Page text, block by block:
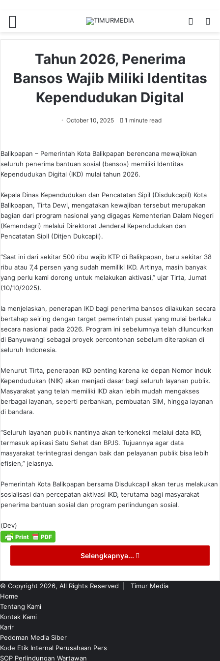
Switch
Tahun 2026, Penerima
Bansos Wajib Miliki Identitas
Kependudukan Digital
October 10, 2025 1 minute read
Balikpapan – Pemerintah Kota Balikpapan berencana mewajibkan
seluruh penerima bantuan sosial (bansos) memiliki Identitas
Kependudukan Digital (IKD) mulai tahun 2026.
Kepala Dinas Kependudukan dan Pencatatan Sipil (Disdukcapil) Kota
Balikpapan, Tirta Dewi, mengatakan kewajiban tersebut merupakan
bagian dari program nasional yang digagas Kementerian Dalam Negeri
(Kemendagri) melalui Direktorat Jenderal Kependudukan dan
Pencatatan Sipil (Ditjen Dukcapil).
“Saat ini dari sekitar 500 ribu wajib KTP di Balikpapan, baru sekitar 38
ribu atau 7,4 persen yang sudah memiliki IKD. Artinya, masih banyak
yang perlu kami dorong untuk melakukan aktivasi,” ujar Tirta, Jumat
(10/10/2025).
Ia menjelaskan, penerapan IKD bagi penerima bansos dilakukan secara
bertahap seiring dengan target pemerintah pusat yang mulai berlaku
secara nasional pada 2026. Program ini sebelumnya telah diluncurkan
di Banyuwangi sebagai proyek percontohan sebelum diterapkan di
seluruh Indonesia.
Menurut Tirta, penerapan IKD penting karena ke depan Nomor Induk
Kependudukan (NIK) akan menjadi dasar bagi seluruh layanan publik.
Masyarakat yang telah memiliki IKD akan lebih mudah mengakses
berbagai layanan, seperti perbankan, pembuatan SIM, hingga layanan
di bandara.
“Seluruh layanan publik nantinya akan terkoneksi melalui data IKD,
termasuk aplikasi Satu Sehat dan BPJS. Tujuannya agar data
masyarakat terintegrasi dengan baik dan pelayanan publik bisa lebih
efisien,” jelasnya.
Pemerintah Kota Balikpapan bersama Disdukcapil akan terus melakukan
sosialisasi dan percepatan aktivasi IKD, terutama bagi masyarakat
penerima bantuan sosial dan program perlindungan sosial.
(Dev)
Selengkapnya...
© Copyright 2026, All Rights Reserved |
Timur Media
Home
Tentang Kami
Kontak Kami
Karir
Pedoman Media Siber
Kode Etik Internal Perusahaan Pers
SOP Perlindungan Wartawan